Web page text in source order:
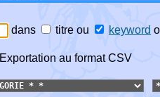
dans titre ou keyword
Exportation au format CSV